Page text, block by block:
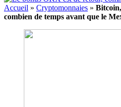
Accueil » Cryptomonnaies »
combien de temps avant que le